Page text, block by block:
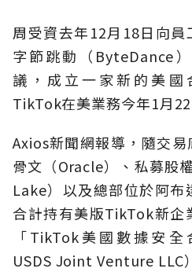
周受資去年12月18日向
字節跳動（ByteDance
議，成立一家新的美國
TikTok在美業務今年1月
Axios新聞網報導，隨交
骨文（Oracle）、私募股
Lake）以及總部位於阿布
合計持有美版TikTok新企
「TikTok美國數據安
USDS Joint Venture LLC